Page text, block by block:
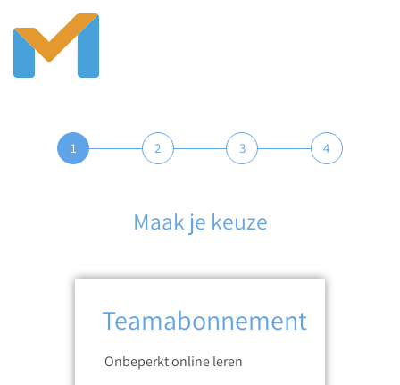
1 2 3 4
Maak je keuze
Teamabonnement
Onbeperkt online leren